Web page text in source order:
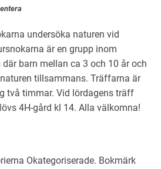
English
undersöka naturen vid
är en grupp inom
barn mellan ca 3 och 10 år och
tillsammans. Träffarna är
två timmar. Vid lördagens träff
4H-gård kl 14. Alla välkomna!
Okategoriserade. Bokmärk